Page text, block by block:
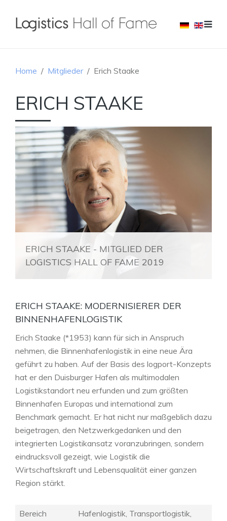
Home Mitglieder Erich Staake
ERICH STAAKE
ERICH STAAKE - MITGLIED DER
LOGISTICS HALL OF FAME 2019
ERICH STAAKE: MODERNISIERER DER
BINNENHAFENLOGISTIK
Erich Staake (*1953) kann für sich in Anspruch
nehmen, die Binnenhafenlogistik in eine neue Ära
geführt zu haben. Auf der Basis des logport-Konzepts
hat er den Duisburger Hafen als multimodalen
Logistikstandort neu erfunden und zum größten
Binnenhafen Europas und international zum
Benchmark gemacht. Er hat nicht nur maßgeblich dazu
beigetragen, den Netzwerkgedanken und den
integrierten Logistikansatz voranzubringen, sondern
eindrucksvoll gezeigt, wie Logistik die
Wirtschaftskraft und Lebensqualität einer ganzen
Region stärkt.
Bereich
Hafenlogistik, Transportlogistik,